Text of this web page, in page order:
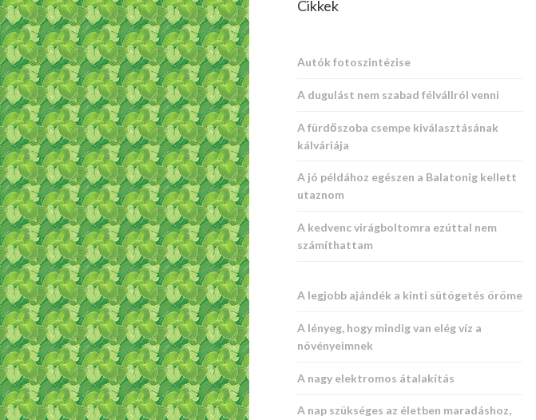
Cikkek
Autók fotoszintézise
A dugulást nem szabad félvállról venni
A fürdőszoba csempe kiválasztásának
kálváriája
A jó példához egészen a Balatonig kellett
utaznom
A kedvenc virágboltomra ezúttal nem
számíthattam
A legjobb ajándék a kinti sütögetés öröme
A lényeg, hogy mindig van elég víz a
növényeimnek
A nagy elektromos átalakítás
A nap szükséges az életben maradáshoz,